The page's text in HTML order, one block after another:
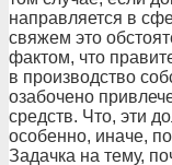
направляется в
свяжем это
фактом, что
в производство
озабочено
средств. Что, эти
особенно, иначе,
Задачка на тему,